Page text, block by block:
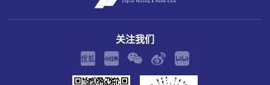
关注我们